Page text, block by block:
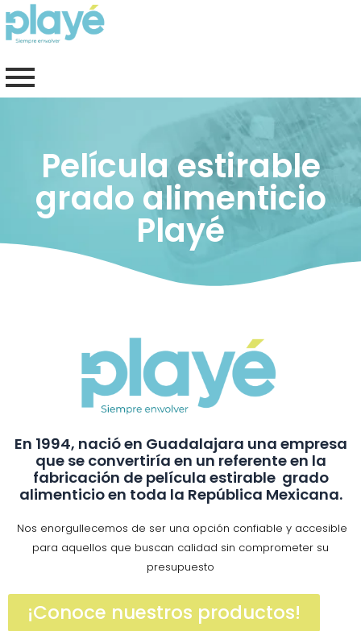
Ir
al
contenido
Película estirable
grado alimenticio
Playé
En 1994, nació en Guadalajara una empresa
que se convertiría en un referente en la
fabricación de película estirable grado
alimenticio en toda la República Mexicana.
Nos enorgullecemos de ser una opción confiable y accesible
para aquellos que buscan calidad sin comprometer su
presupuesto
¡Conoce nuestros productos!